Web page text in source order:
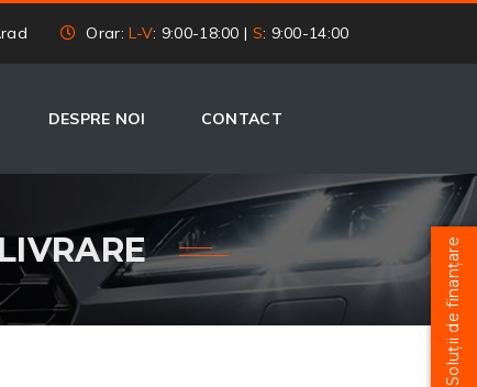
Orar:L-V: 9:00-18:00 | S: 9:00-14:00
DESPRE NOI CONTACT
Soluții de finanțare